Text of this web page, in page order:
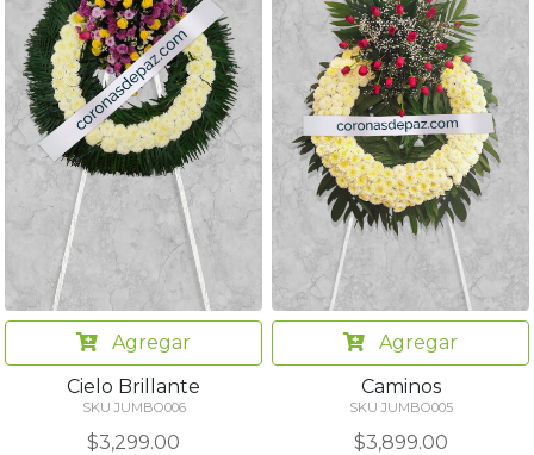
Agregar
Cielo Brillante
SKU JUMBO006
$3,299.00
Agregar
Caminos
SKU JUMBO005
$3,899.00